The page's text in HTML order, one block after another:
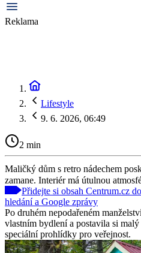
Reklama
Lifestyle
9. 6. 2026, 06:49
2 min
Maličký dům s retro nádechem
zamane. Interiér má útulnou
Přidejte si obsah Centrum.cz
hledání a Google zprávy
Po druhém nepodařeném
vlastním bydlení a postavila si
speciální prohlídky pro veřejnost.